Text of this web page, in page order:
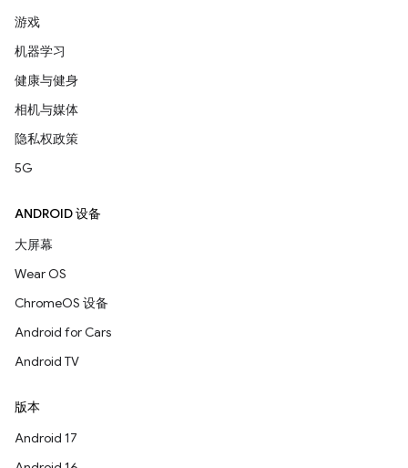
游戏
机器学习
健康与健身
相机与媒体
隐私权政策
5G
ANDROID 设备
大屏幕
Wear OS
ChromeOS 设备
Android for Cars
Android TV
版本
Android 17